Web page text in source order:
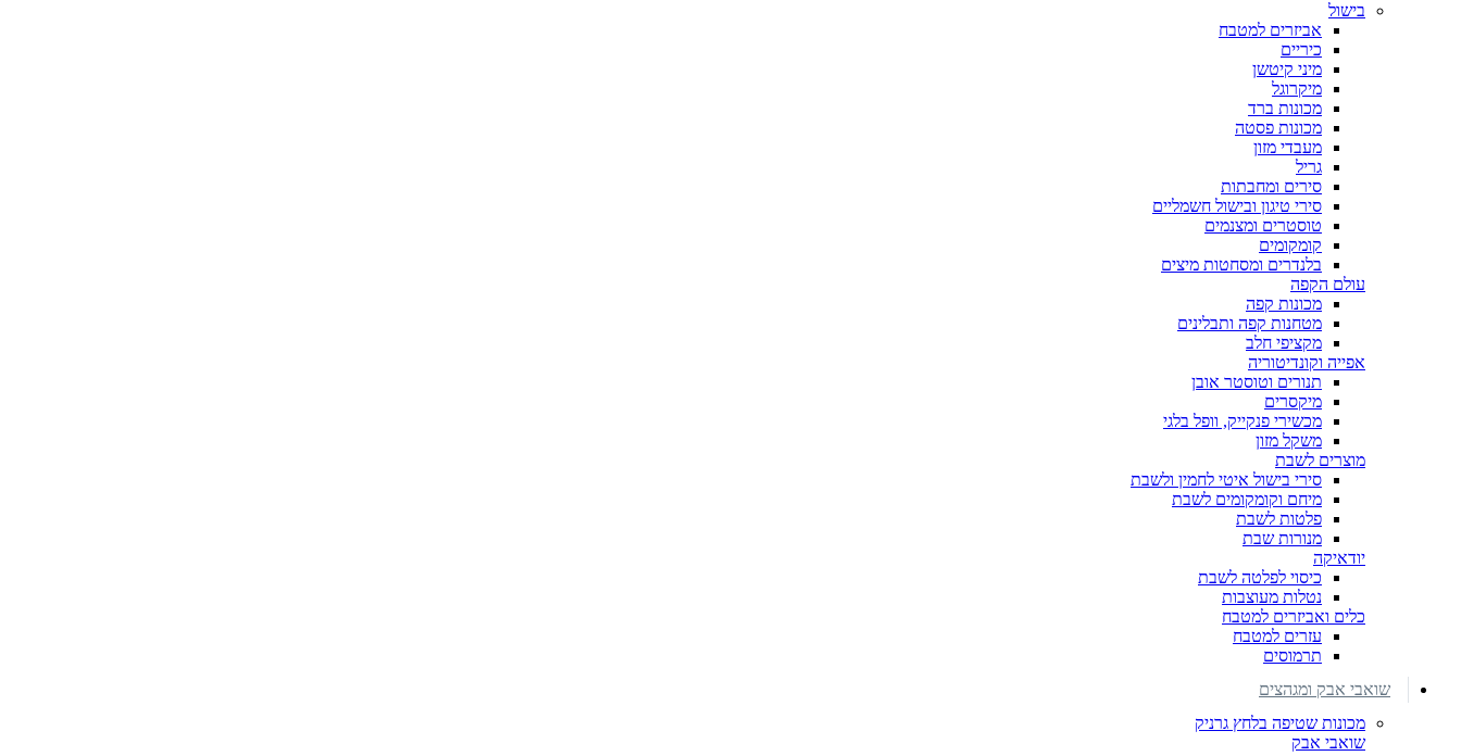
בישול
אביזרים למטבח
כיריים
מיני קיטשן
מיקרוגל
מכונות ברד
מכונות פסטה
מעבדי מזון
גריל
סירים ומחבתות
סירי טיגון ובישול חשמליים
טוסטרים ומצנמים
קומקומים
בלנדרים ומסחטות מיצים
עולם הקפה
מכונות קפה
מטחנות קפה ותבלינים
מקציפי חלב
אפייה וקונדיטוריה
תנורים וטוסטר אובן
מיקסרים
מכשירי פנקייק, וופל בלגי
משקל מזון
מוצרים לשבת
סירי בישול איטי לחמין ולשבת
מיחם וקומקומים לשבת
פלטות לשבת
מנורות שבת
יודאיקה
כיסוי לפלטה לשבת
נטלות מעוצבות
כלים ואביזרים למטבח
עזרים למטבח
תרמוסים
שואבי אבק ומגהצים
מכונות שטיפה בלחץ גרניק
שואבי אבק